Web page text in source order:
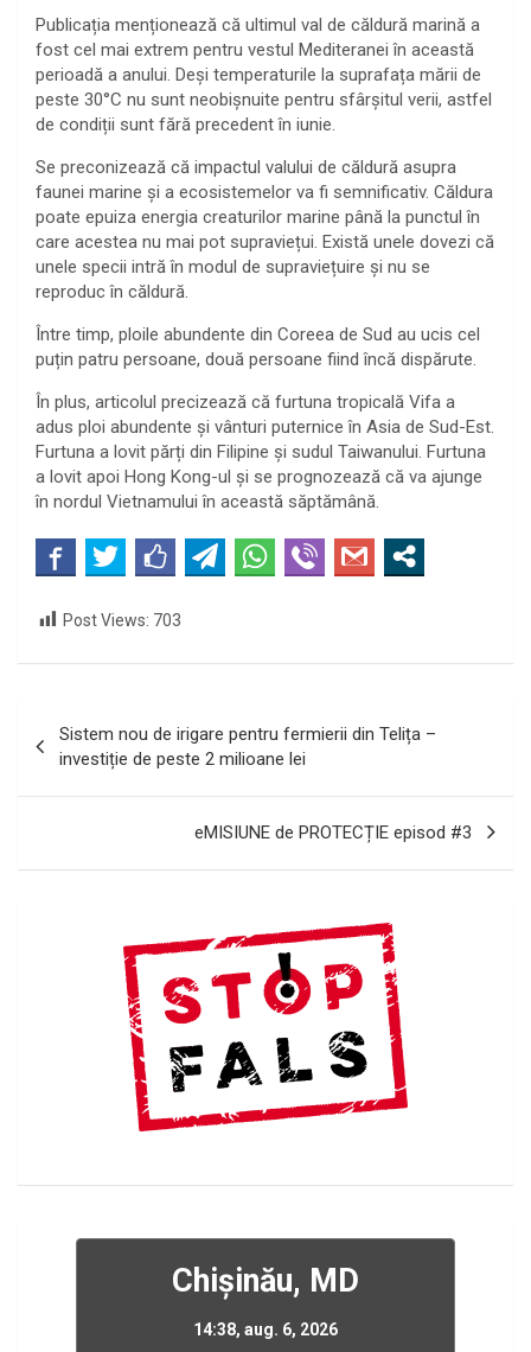
Publicația menționează că ultimul val de căldură marină a
fost cel mai extrem pentru vestul Mediteranei în această
perioadă a anului. Deși temperaturile la suprafața mării de
peste 30°C nu sunt neobișnuite pentru sfârșitul verii, astfel
de condiții sunt fără precedent în iunie.
Se preconizează că impactul valului de căldură asupra
faunei marine și a ecosistemelor va fi semnificativ. Căldura
poate epuiza energia creaturilor marine până la punctul în
care acestea nu mai pot supraviețui. Există unele dovezi că
unele specii intră în modul de supraviețuire și nu se
reproduc în căldură.
Între timp, ploile abundente din Coreea de Sud au ucis cel
puțin patru persoane, două persoane fiind încă dispărute.
În plus, articolul precizează că furtuna tropicală Vifa a
adus ploi abundente și vânturi puternice în Asia de Sud-Est.
Furtuna a lovit părți din Filipine și sudul Taiwanului. Furtuna
a lovit apoi Hong Kong-ul și se prognozează că va ajunge
în nordul Vietnamului în această săptămână.
Post Views: 703
în
articole
Sistem nou de irigare pentru fermierii din Telița –
investiție de peste 2 milioane lei
eMISIUNE de PROTECȚIE episod #3
Chișinău, MD
14:38, aug. 6, 2026